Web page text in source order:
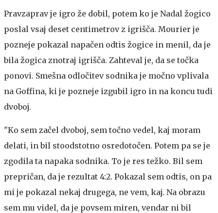
Pravzaprav je igro že dobil, potem ko je Nadal žogico
poslal vsaj deset centimetrov z igrišča. Mourier je
pozneje pokazal napačen odtis žogice in menil, da je
bila žogica znotraj igrišča. Zahteval je, da se točka
ponovi. Smešna odločitev sodnika je močno vplivala
na Goffina, ki je pozneje izgubil igro in na koncu tudi
dvoboj.
"Ko sem začel dvoboj, sem točno vedel, kaj moram
delati, in bil stoodstotno osredotočen. Potem pa se je
zgodila ta napaka sodnika. To je res težko. Bil sem
prepričan, da je rezultat 4:2. Pokazal sem odtis, on pa
mi je pokazal nekaj drugega, ne vem, kaj. Na obrazu
sem mu videl, da je povsem miren, vendar ni bil